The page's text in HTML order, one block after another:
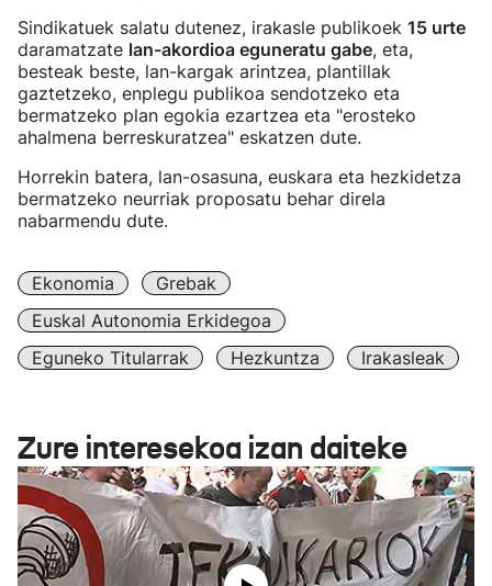
Sindikatuek salatu dutenez, irakasle publikoek 15 urte
daramatzate lan-akordioa eguneratu gabe, eta,
besteak beste, lan-kargak arintzea, plantillak
gaztetzeko, enplegu publikoa sendotzeko eta
bermatzeko plan egokia ezartzea eta "erosteko
ahalmena berreskuratzea" eskatzen dute.
Horrekin batera, lan-osasuna, euskara eta hezkidetza
bermatzeko neurriak proposatu behar direla
nabarmendu dute.
Ekonomia
Grebak
Euskal Autonomia Erkidegoa
Eguneko Titularrak
Hezkuntza Irakasleak
Zure interesekoa izan daiteke